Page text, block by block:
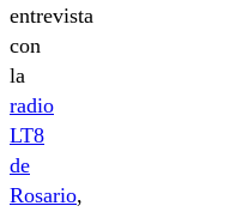
entrevista
con
la
radio
LT8
de
Rosario,